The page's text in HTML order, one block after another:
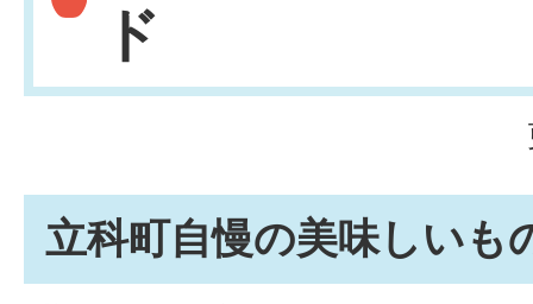
ド
立科町自慢の美味しいも